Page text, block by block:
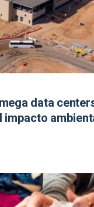
data
impacto